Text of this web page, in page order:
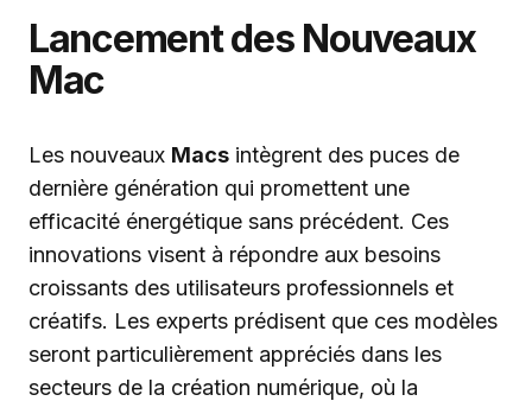
Lancement des Nouveaux
Mac
Les nouveaux Macs intègrent des puces de
dernière génération qui promettent une
efficacité énergétique sans précédent. Ces
innovations visent à répondre aux besoins
croissants des utilisateurs professionnels et
créatifs. Les experts prédisent que ces modèles
seront particulièrement appréciés dans les
secteurs de la création numérique, où la